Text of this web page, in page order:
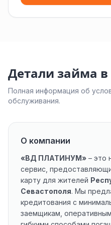
Детали займа
Полная информация об
обслуживания.
О компании
«ВД ПЛАТИНУМ» – это
сервис,
карту для жителей
Севастополя. Мы
кредитования с
заемщикам,